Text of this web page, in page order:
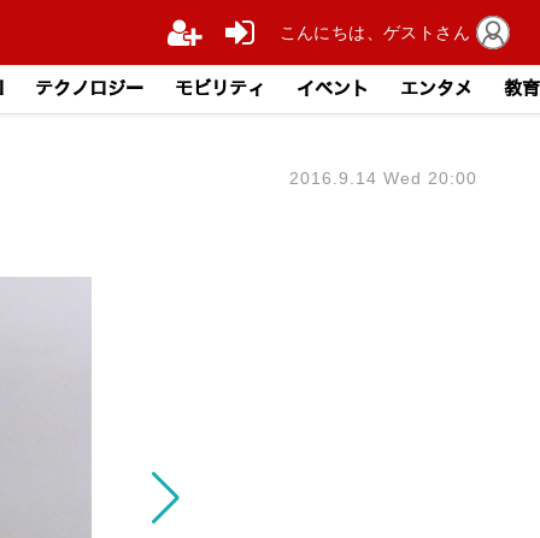
テクノロジー モビリティ イベント エンタメ 教育
2016.9.14 Wed 20:00
こんにちは、ゲストさん